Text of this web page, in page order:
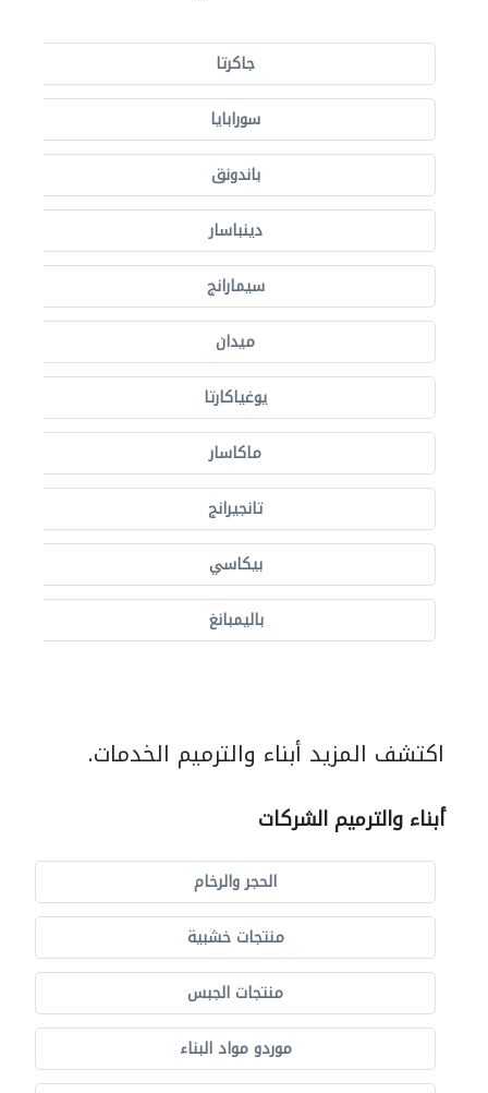
جاكرتا
سورابايا
باندونق
دينباسار
سيمارانج
ميدان
يوغياكارتا
ماكاسار
تانجيرانج
بيكاسي
باليمبانغ
اكتشف المزيد أبناء والترميم الخدمات.
أبناء والترميم الشركات
الحجر والرخام
منتجات خشبية
منتجات الجبس
موردو مواد البناء